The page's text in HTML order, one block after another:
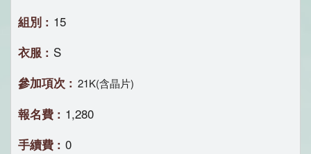
15
S
21K(含晶片)
1,280
0